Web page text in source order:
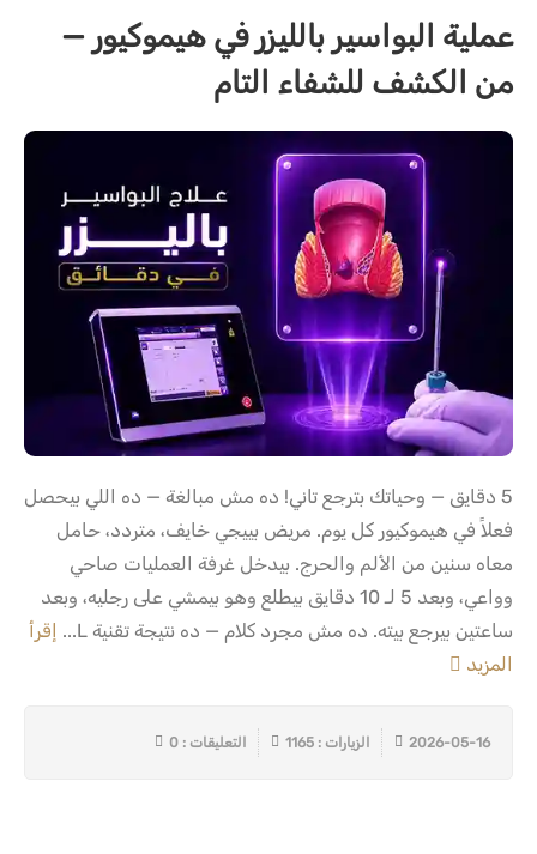
عملية البواسير بالليزر في هيموكيور —
من الكشف للشفاء التام
5 دقايق — وحياتك بترجع تاني! ده مش مبالغة — ده اللي بيحصل
فعلاً في هيموكيور كل يوم. مريض بييجي خايف، متردد، حامل
معاه سنين من الألم والحرج. بيدخل غرفة العمليات صاحي
وواعي، وبعد 5 لـ 10 دقايق بيطلع وهو بيمشي على رجليه، وبعد
ساعتين بيرجع بيته. ده مش مجرد كلام — ده نتيجة تقنية L...
إقرأ
المزيد
2026-05-16 الزيارات : 1165 التعليقات : 0